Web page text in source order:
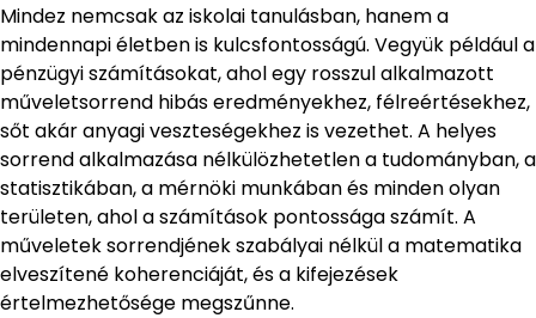
Mindez nemcsak az iskolai tanulásban, hanem a
mindennapi életben is kulcsfontosságú. Vegyük például a
pénzügyi számításokat, ahol egy rosszul alkalmazott
műveletsorrend hibás eredményekhez, félreértésekhez,
sőt akár anyagi veszteségekhez is vezethet. A helyes
sorrend alkalmazása nélkülözhetetlen a tudományban, a
statisztikában, a mérnöki munkában és minden olyan
területen, ahol a számítások pontossága számít. A
műveletek sorrendjének szabályai nélkül a matematika
elveszítené koherenciáját, és a kifejezések
értelmezhetősége megszűnne.